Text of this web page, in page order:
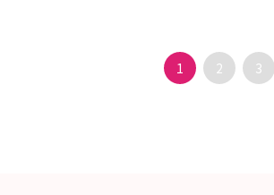
1 2 3